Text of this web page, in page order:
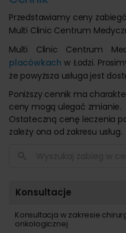
kardiologii, radiologii,
hematologii, hepatologii,
oraz interny.
Posiadamy obecnie dwie
przy ulicy Kilińskiego
mamy 7 w pełni
gabinetów lekarskich,
samodzielny punkt
Multi Clinic Centrum
ulicy Rzgowskiej 219,
gabinetów lekarskich
Również większość
Przedstawiamy ceny
Multi Clinic Centrum
Multi Clinic Centrum
placówkach w Łodzi.
że powyższa usługa jest
Poniższy cennik ma
ceny mogą ulegać zmianie.
Ostateczną cenę leczenia
zależy ona od zakresu usług.
Konsultacje
Konsultacja w zakresie
onkologicznej